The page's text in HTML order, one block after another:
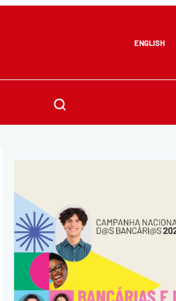
ENGLISH